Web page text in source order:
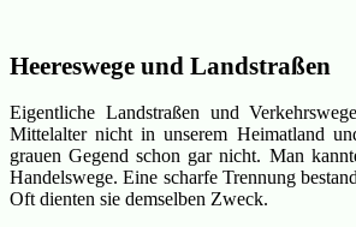
Heereswege und Landstraßen
Eigentliche Landstraßen und
Mittelalter nicht in unserem Heimatland
grauen Gegend schon gar nicht. Man
Handelswege. Eine scharfe Trennung
Oft dienten sie demselben Zweck.